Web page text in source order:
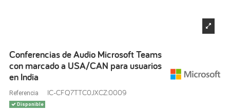
Conferencias de Audio Microsoft Teams
con marcado a USA/CAN para usuarios
en India
Referencia IC-CFQ7TTC0JXCZ:0009
Disponible